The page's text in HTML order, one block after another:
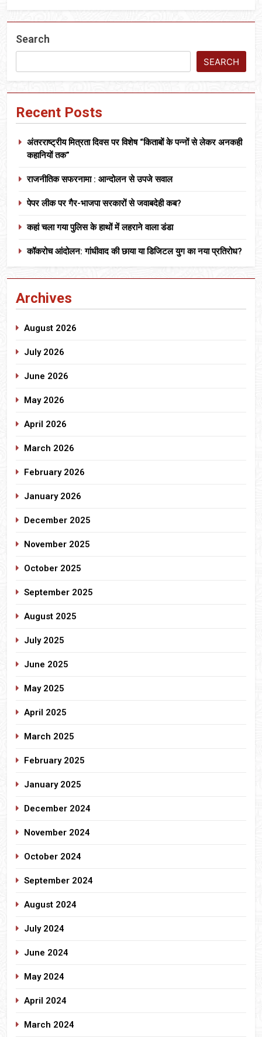
Search
SEARCH
Recent Posts
अंतरराष्ट्रीय मित्रता दिवस पर विशेष “किताबों के पन्नों से लेकर अनकही
कहानियों तक”
राजनीतिक सफरनामा : आन्दोलन से उपजे सवाल
पेपर लीक पर गैर-भाजपा सरकारों से जवाबदेही कब?
कहां चला गया पुलिस के हाथों में लहराने वाला डंडा
कॉकरोच आंदोलन: गांधीवाद की छाया या डिजिटल युग का नया प्रतिरोध?
Archives
August 2026
July 2026
June 2026
May 2026
April 2026
March 2026
February 2026
January 2026
December 2025
November 2025
October 2025
September 2025
August 2025
July 2025
June 2025
May 2025
April 2025
March 2025
February 2025
January 2025
December 2024
November 2024
October 2024
September 2024
August 2024
July 2024
June 2024
May 2024
April 2024
March 2024